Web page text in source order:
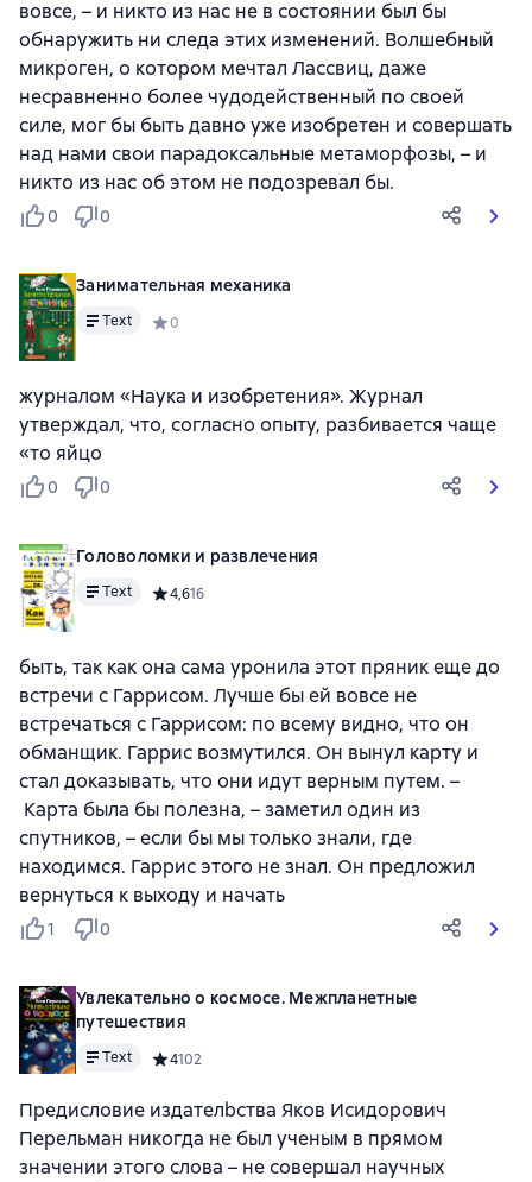
вовсе, – и никто из нас не в состоянии был бы
обнаружить ни следа этих изменений. Волшебный
микроген, о котором мечтал Лассвиц, даже
несравненно более чудодейственный по своей
силе, мог бы быть давно уже изобретен и совершать
над нами свои парадоксальные метаморфозы, – и
никто из нас об этом не подозревал бы.
0 0
Занимательная механика
Text Средний рейтинг 0 на основе 0 оценок
0
журналом «Наука и изобретения». Журнал
утверждал, что, согласно опыту, разбивается чаще
«то яйцо
0 0
Головоломки и развлечения
Text Средний рейтинг 4,6 на основе 16 оценок
4,616
быть, так как она сама уронила этот пряник еще до
встречи с Гаррисом. Лучше бы ей вовсе не
встречаться с Гаррисом: по всему видно, что он
обманщик. Гаррис возмутился. Он вынул карту и
стал доказывать, что они идут верным путем. –
Карта была бы полезна, – заметил один из
спутников, – если бы мы только знали, где
находимся. Гаррис этого не знал. Он предложил
вернуться к выходу и начать
1 0
Увлекательно о космосе. Межпланетные
путешествия
Text Средний рейтинг 4 на основе 102 оценок
4102
Предисловие издателbства Яков Исидорович
Перельман никогда не был ученым в прямом
значении этого слова – не совершал научных